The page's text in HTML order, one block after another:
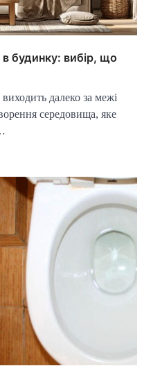
будинку: вибір, що
далеко за межі
середовища, яке